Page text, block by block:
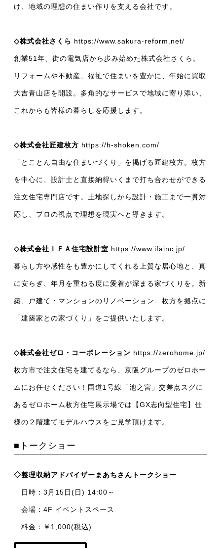
け、地域の理想の住まい作りを支える会社です。
◇株式会社さくら https://www.sakura-reform.net/
創業51年、街の電気店から歩み始めた株式会社さくら。
リフォームや不動産、福祉で住まいを豊かに、年始に買取
大吉青山店を開設。多角的なサービスで地域に寄り添い、
これからも皆様の暮らしを応援します。
◇株式会社匠建枚方 https://h-shoken.com/
「とことん自由な住まいづくり」を掲げる匠建枚方。枚方
を中心に、設計士と直接納得いくまで打ち合わせができる
注文住宅専門店です。土地探しから設計・施工まで一貫対
応し、プロの視点で理想を現実へと導きます。
◇株式会社ＩＦＡ住宅設計室 https://www.ifainc.jp/
暮らし方や感性をも豊かにしてくれる上質な居心地と、真
に安らぎ、年月を重ねる度に愛着が深まる家づくりを。新
築、戸建て・マンションのリノベーション…枚方を拠点に
「建築家との家づくり」をご提供いたします。
◇株式会社ゼロ・コーポレーション https://zerohome.jp/
枚方市で注文住宅を建てるなら、京阪グループのゼロホー
ムにお任せください！国道1号線「池之宮」交差点スグに
あるゼロホーム枚方住宅展示場では【GX志向型住宅】仕
様の２階建てモデルハウスをご見学頂けます。
■トークショー
◇整理収納アドバイザーまあちさんトークショー
日時：3月15日(日) 14:00～
会場：4F イベントスペース
料金：￥1,000(税込)